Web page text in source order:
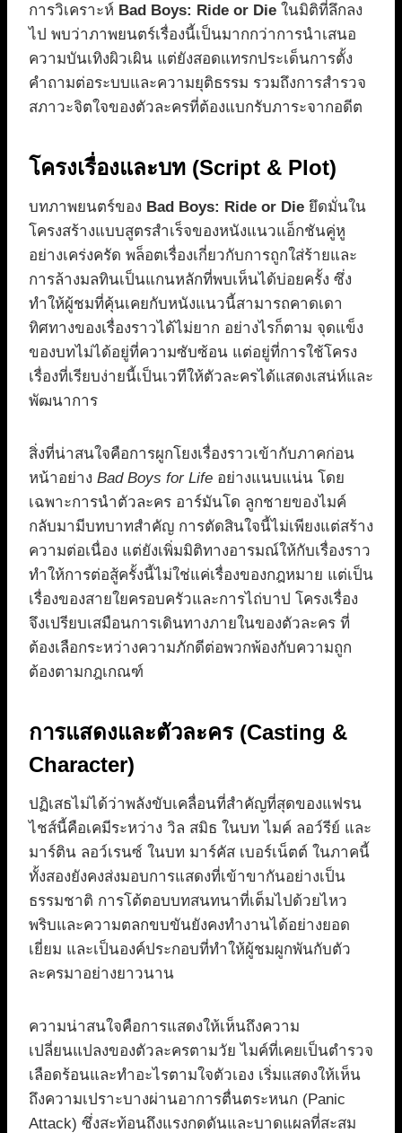
การวิเคราะห์ Bad Boys: Ride or Die ในมิติที่ลึกลง
ไป พบว่าภาพยนตร์เรื่องนี้เป็นมากกว่าการนำเสนอ
ความบันเทิงผิวเผิน แต่ยังสอดแทรกประเด็นการตั้ง
คำถามต่อระบบและความยุติธรรม รวมถึงการสำรวจ
สภาวะจิตใจของตัวละครที่ต้องแบกรับภาระจากอดีต
โครงเรื่องและบท (Script & Plot)
บทภาพยนตร์ของ Bad Boys: Ride or Die ยึดมั่นใน
โครงสร้างแบบสูตรสำเร็จของหนังแนวแอ็กชันคู่หู
อย่างเคร่งครัด พล็อตเรื่องเกี่ยวกับการถูกใส่ร้ายและ
การล้างมลทินเป็นแกนหลักที่พบเห็นได้บ่อยครั้ง ซึ่ง
ทำให้ผู้ชมที่คุ้นเคยกับหนังแนวนี้สามารถคาดเดา
ทิศทางของเรื่องราวได้ไม่ยาก อย่างไรก็ตาม จุดแข็ง
ของบทไม่ได้อยู่ที่ความซับซ้อน แต่อยู่ที่การใช้โครง
เรื่องที่เรียบง่ายนี้เป็นเวทีให้ตัวละครได้แสดงเสน่ห์และ
พัฒนาการ
สิ่งที่น่าสนใจคือการผูกโยงเรื่องราวเข้ากับภาคก่อน
หน้าอย่าง Bad Boys for Life อย่างแนบแน่น โดย
เฉพาะการนำตัวละคร อาร์มันโด ลูกชายของไมค์
กลับมามีบทบาทสำคัญ การตัดสินใจนี้ไม่เพียงแต่สร้าง
ความต่อเนื่อง แต่ยังเพิ่มมิติทางอารมณ์ให้กับเรื่องราว
ทำให้การต่อสู้ครั้งนี้ไม่ใช่แค่เรื่องของกฎหมาย แต่เป็น
เรื่องของสายใยครอบครัวและการไถ่บาป โครงเรื่อง
จึงเปรียบเสมือนการเดินทางภายในของตัวละคร ที่
ต้องเลือกระหว่างความภักดีต่อพวกพ้องกับความถูก
ต้องตามกฎเกณฑ์
การแสดงและตัวละคร (Casting &
Character)
ปฏิเสธไม่ได้ว่าพลังขับเคลื่อนที่สำคัญที่สุดของแฟรน
ไชส์นี้คือเคมีระหว่าง วิล สมิธ ในบท ไมค์ ลอว์รีย์ และ
มาร์ติน ลอว์เรนซ์ ในบท มาร์คัส เบอร์เน็ตต์ ในภาคนี้
ทั้งสองยังคงส่งมอบการแสดงที่เข้าขากันอย่างเป็น
ธรรมชาติ การโต้ตอบบทสนทนาที่เต็มไปด้วยไหว
พริบและความตลกขบขันยังคงทำงานได้อย่างยอด
เยี่ยม และเป็นองค์ประกอบที่ทำให้ผู้ชมผูกพันกับตัว
ละครมาอย่างยาวนาน
ความน่าสนใจคือการแสดงให้เห็นถึงความ
เปลี่ยนแปลงของตัวละครตามวัย ไมค์ที่เคยเป็นตำรวจ
เลือดร้อนและทำอะไรตามใจตัวเอง เริ่มแสดงให้เห็น
ถึงความเปราะบางผ่านอาการตื่นตระหนก (Panic
Attack) ซึ่งสะท้อนถึงแรงกดดันและบาดแผลที่สะสม